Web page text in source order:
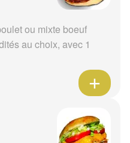
ou mixte boeuf
au choix, avec 1